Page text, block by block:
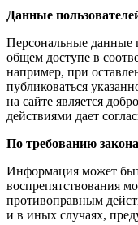
Данные
Персональные данные
общем доступе в
например, при
публиковаться
на сайте является
действиями дает
По требованию закона
Информация может
воспрепятствования
противоправным
и в иных случаях,